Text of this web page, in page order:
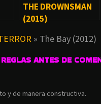
THE DROWNSMAN
(2015)
» The Bay (2012)
ANTES DE
y de manera constructiva.